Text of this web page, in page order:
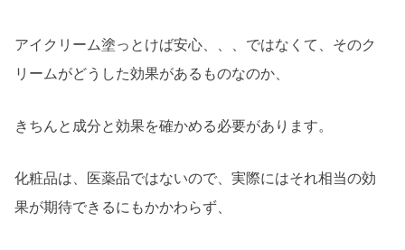
アイクリーム塗っとけば安心、、、ではなくて、そのク
リームがどうした効果があるものなのか、
きちんと成分と効果を確かめる必要があります。
化粧品は、医薬品ではないので、実際にはそれ相当の効
果が期待できるにもかかわらず、